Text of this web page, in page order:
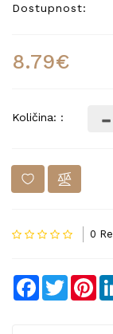
Dostupnost:
8.79€
Količina: :
0
Facebook
Twitter